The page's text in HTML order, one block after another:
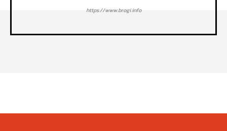
https://www.brogi.info